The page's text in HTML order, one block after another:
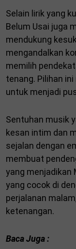
Selain lirik yang
Belum Usai juga
mendukung
mengandalkan
memilih
tenang. Pilihan
untuk menjadi
Sentuhan musik
kesan intim dan
sejalan dengan
membuat
yang menjadikan
yang cocok di
perjalanan
ketenangan.
Baca Juga :